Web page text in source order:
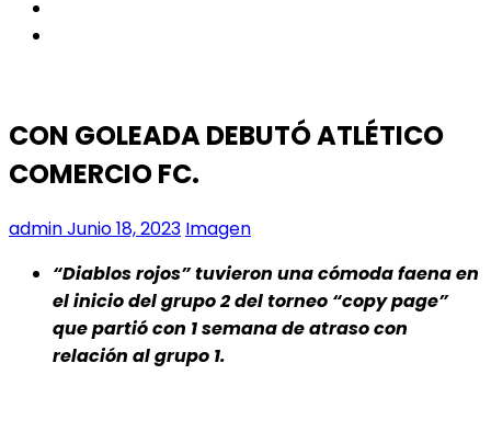
CON GOLEADA DEBUTÓ ATLÉTICO
COMERCIO FC.
adminJunio 18, 2023 Imagen
“Diablos rojos” tuvieron una cómoda faena en
el inicio del grupo 2 del torneo “copy page”
que partió con 1 semana de atraso con
relación al grupo 1.